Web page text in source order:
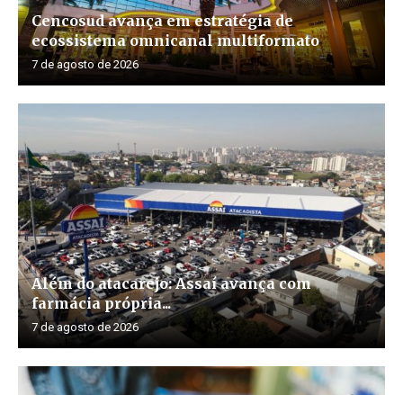
Cencosud avança em estratégia de
ecossistema omnicanal multiformato
7 de agosto de 2026
Além do atacarejo: Assaí avança com
farmácia própria...
7 de agosto de 2026